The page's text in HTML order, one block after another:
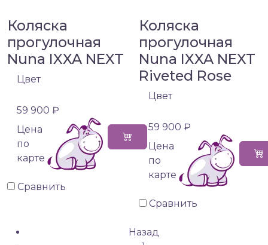
Коляска
прогулочная
Nuna IXXA NEXT
Цвет
59 900 ₽
Цена
по
карте
Сравнить
Коляска
прогулочная
Nuna IXXA NEXT
Riveted Rose
Цвет
59 900 ₽
Цена
по
карте
Сравнить
Назад